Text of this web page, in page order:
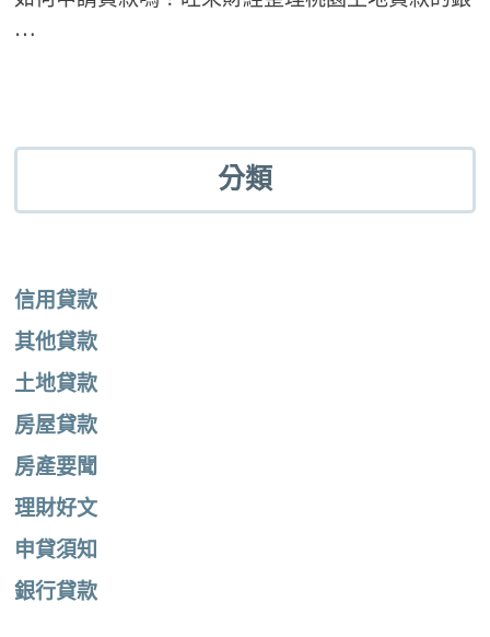
…
分類
信用貸款
其他貸款
土地貸款
房屋貸款
房產要聞
理財好文
申貸須知
銀行貸款